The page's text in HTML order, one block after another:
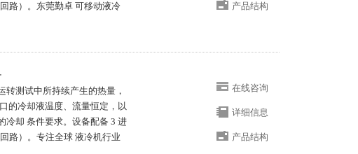
路）。东莞勤卓 可移动液冷
产品结构
转测试中所持续产生的热量，
的冷却液温度、流量恒定，以
冷却 条件要求。设备配备 3 进
路）。专注全球 液冷机行业
在线咨询
详细信息
产品结构